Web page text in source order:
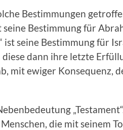
Bestimmungen
seine Bestimmung für
ist seine Bestimmung für
diese dann ihre letzte
mit ewiger Konsequenz,
die mit seinem